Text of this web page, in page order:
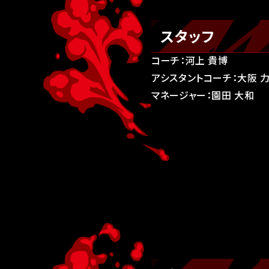
スタッフ
コーチ：河上 貴博
アシスタントコーチ：大阪
マネージャー：園田 大和